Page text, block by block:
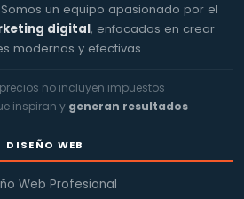
un equipo apasionado por el
digital, enfocados en crear
modernas y efectivas.
precios no incluyen impuestos
inspiran y generan resultados
DISEÑO WEB
Web Profesional